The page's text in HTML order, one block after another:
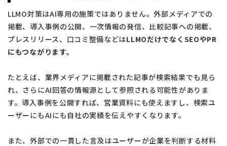
LLMO対策はAI専用の施策ではありません。外部メディアでの
掲載、導入事例の公開、一次情報の発信、比較記事への掲載、
プレスリリース、口コミ整備などはLLMOだけでなくSEOやPR
にもつながります。
たとえば、業界メディアに掲載された記事が検索結果でも見ら
れ、さらにAI回答の情報源として参照される可能性がありま
す。導入事例を公開すれば、営業資料にも使えますし、検索ユ
ーザーにもAIにも自社の実績を伝えやすくなります。
また、外部での一貫した言及はユーザーが企業を判断する材料